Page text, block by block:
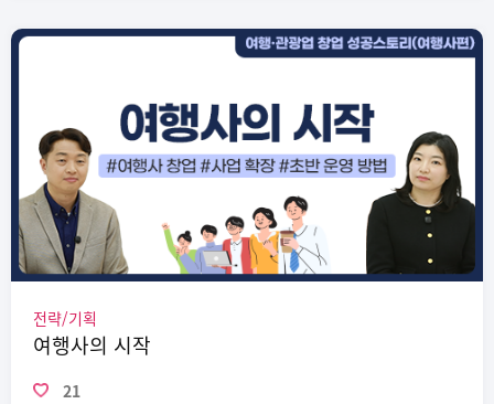
전략/기획
여행사의 시작
21